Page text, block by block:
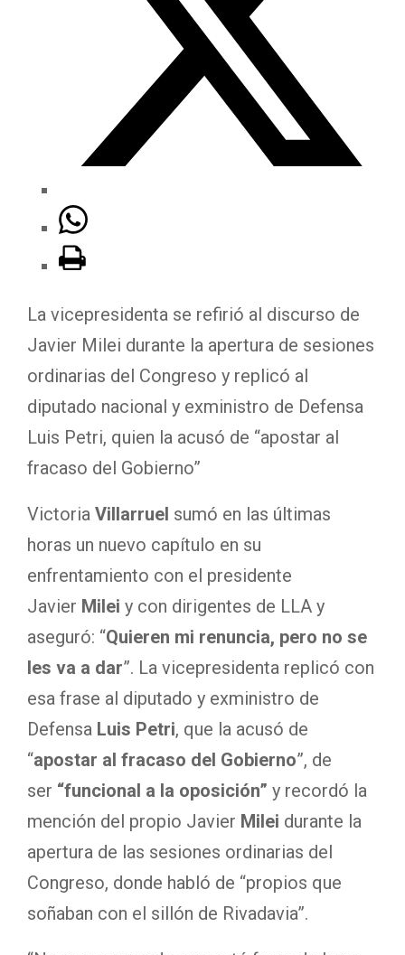
La vicepresidenta se refirió al discurso de
Javier Milei durante la apertura de sesiones
ordinarias del Congreso y replicó al
diputado nacional y exministro de Defensa
Luis Petri, quien la acusó de “apostar al
fracaso del Gobierno”
Victoria Villarruel sumó en las últimas
horas un nuevo capítulo en su
enfrentamiento con el presidente
Javier Milei y con dirigentes de LLA y
aseguró: “Quieren mi renuncia, pero no se
les va a dar”. La vicepresidenta replicó con
esa frase al diputado y exministro de
Defensa Luis Petri, que la acusó de
“apostar al fracaso del Gobierno”, de
ser “funcional a la oposición” y recordó la
mención del propio Javier Milei durante la
apertura de las sesiones ordinarias del
Congreso, donde habló de “propios que
soñaban con el sillón de Rivadavia”.